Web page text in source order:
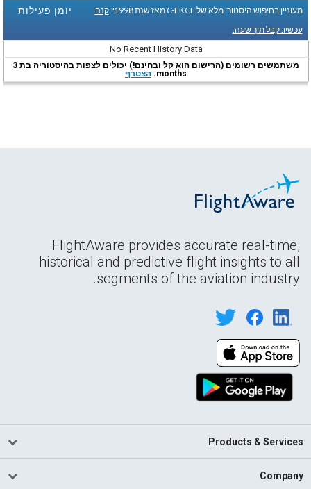
יומן פעילות מעוניין בחיפוש היסטורי מלא של C-FKCE מאז שנת 1998?
קנה
עכשיו. קבל תוך שעה.
No Recent History Data
משתמשים רשומים (הרישום הוא קל ובחינם!) יכולים לצפות בהיסטוריה בת 3
months. הצטרף
FlightAware provides accurate real-time,
historical and predictive flight insights to all
segments of the aviation industry.
Products & Services
Company